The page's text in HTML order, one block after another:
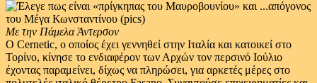
Με την Πάμελα Άντερσον
Ο Cernetic, ο οποίος έχει γεννηθεί στην Ιταλία και κατοικεί στο
Τορίνο, κίνησε το ενδιαφέρον των Αρχών τον περσινό Ιούλιο
έχοντας παραμείνει, δίχως να πληρώσει, για αρκετές μέρες στο